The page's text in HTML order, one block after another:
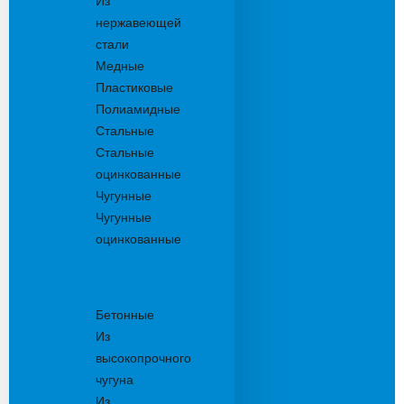
нержавеющей
стали
Медные
Пластиковые
Полиамидные
Стальные
Стальные
оцинкованные
Чугунные
Чугунные
оцинкованные
Бетонные
Из
высокопрочного
чугуна